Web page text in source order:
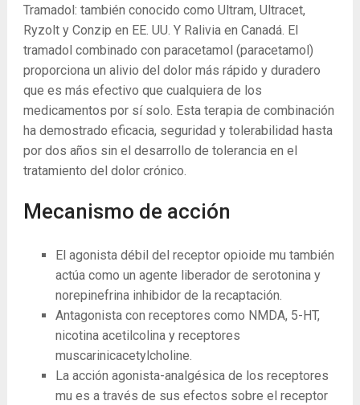
Tramadol: también conocido como Ultram, Ultracet,
Ryzolt y Conzip en EE. UU. Y Ralivia en Canadá. El
tramadol combinado con paracetamol (paracetamol)
proporciona un alivio del dolor más rápido y duradero
que es más efectivo que cualquiera de los
medicamentos por sí solo. Esta terapia de combinación
ha demostrado eficacia, seguridad y tolerabilidad hasta
por dos años sin el desarrollo de tolerancia en el
tratamiento del dolor crónico.
Mecanismo de acción
El agonista débil del receptor opioide mu también
actúa como un agente liberador de serotonina y
norepinefrina inhibidor de la recaptación.
Antagonista con receptores como NMDA, 5-HT,
nicotina acetilcolina y receptores
muscarinicacetylcholine.
La acción agonista-analgésica de los receptores
mu es a través de sus efectos sobre el receptor